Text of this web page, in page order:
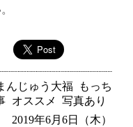
んじゅう大福
もっち
オススメ
写真あり
2019年6月6日（木）